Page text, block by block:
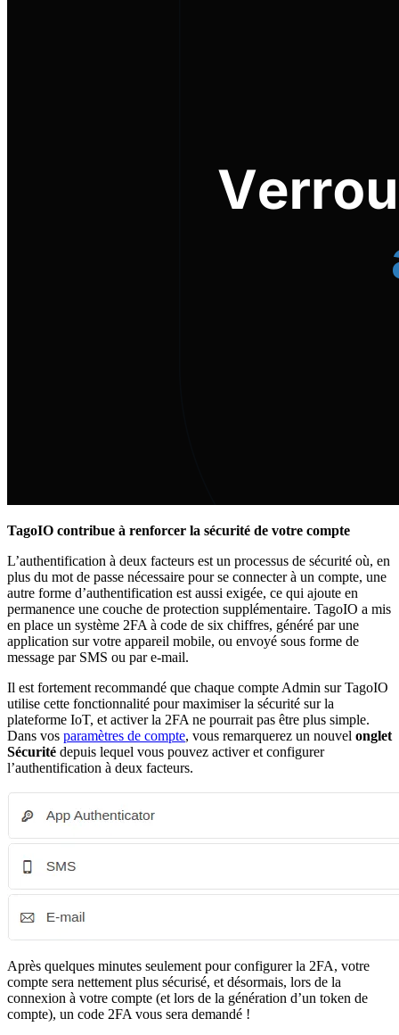
TagoIO contribue à renforcer la sécurité de votre compte
L’authentification à deux facteurs est un processus de sécurité où, en
plus du mot de passe nécessaire pour se connecter à un compte, une
autre forme d’authentification est aussi exigée, ce qui ajoute en
permanence une couche de protection supplémentaire. TagoIO a mis
en place un système 2FA à code de six chiffres, généré par une
application sur votre appareil mobile, ou envoyé sous forme de
message par SMS ou par e-mail.
Il est fortement recommandé que chaque compte Admin sur TagoIO
utilise cette fonctionnalité pour maximiser la sécurité sur la
plateforme IoT, et activer la 2FA ne pourrait pas être plus simple.
Dans vos paramètres de compte, vous remarquerez un nouvel onglet
Sécurité depuis lequel vous pouvez activer et configurer
l’authentification à deux facteurs.
Après quelques minutes seulement pour configurer la 2FA, votre
compte sera nettement plus sécurisé, et désormais, lors de la
connexion à votre compte (et lors de la génération d’un token de
compte), un code 2FA vous sera demandé !